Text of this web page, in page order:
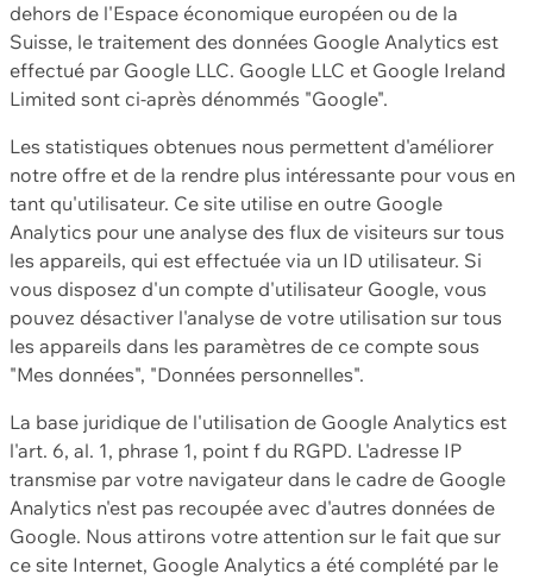
dehors de l'Espace économique européen ou de la
Suisse, le traitement des données Google Analytics est
effectué par Google LLC. Google LLC et Google Ireland
Limited sont ci-après dénommés "Google".
Les statistiques obtenues nous permettent d'améliorer
notre offre et de la rendre plus intéressante pour vous en
tant qu'utilisateur. Ce site utilise en outre Google
Analytics pour une analyse des flux de visiteurs sur tous
les appareils, qui est effectuée via un ID utilisateur. Si
vous disposez d'un compte d'utilisateur Google, vous
pouvez désactiver l'analyse de votre utilisation sur tous
les appareils dans les paramètres de ce compte sous
"Mes données", "Données personnelles".
La base juridique de l'utilisation de Google Analytics est
l'art. 6, al. 1, phrase 1, point f du RGPD. L'adresse IP
transmise par votre navigateur dans le cadre de Google
Analytics n'est pas recoupée avec d'autres données de
Google. Nous attirons votre attention sur le fait que sur
ce site Internet, Google Analytics a été complété par le